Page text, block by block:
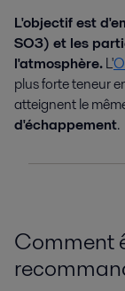
L'objectif est
SO3) et les
l'atmosphère.L'
plus forte teneur
atteignent le
d'échappement.
Comment